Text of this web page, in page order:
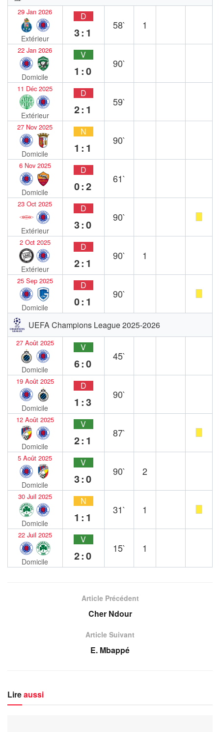
29 Jan 2026
Extérieur
D
3:1
58` 1
22 Jan 2026
Domicile
V
1:0
90`
11 Déc 2025
Extérieur
D
2:1
59`
27 Nov 2025
Domicile
N
1:1
90`
6 Nov 2025
Domicile
D
0:2
61`
23 Oct 2025
Extérieur
D
3:0
90`
2 Oct 2025
Extérieur
D
2:1
90` 1
25 Sep 2025
Domicile
D
0:1
90`
UEFA Champions League 2025-2026
27 Août 2025
Domicile
V
6:0
45`
19 Août 2025
Domicile
D
1:3
90`
12 Août 2025
Domicile
V
2:1
87`
5 Août 2025
Domicile
V
3:0
90` 2
30 Juil 2025
Domicile
N
1:1
31` 1
22 Juil 2025
Domicile
V
2:0
15` 1
Article Précédent
Cher Ndour
Article Suivant
E. Mbappé
Lireaussi